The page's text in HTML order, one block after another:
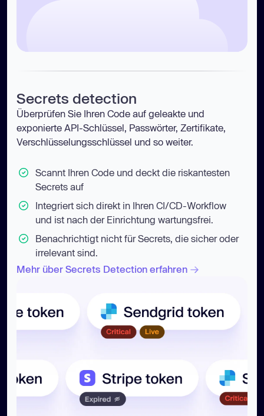
Secrets detection
Überprüfen Sie Ihren Code auf geleakte und
exponierte API-Schlüssel, Passwörter, Zertifikate,
Verschlüsselungsschlüssel und so weiter.
Scannt Ihren Code und deckt die riskantesten
Secrets auf
Integriert sich direkt in Ihren CI/CD-Workflow
und ist nach der Einrichtung wartungsfrei.
Benachrichtigt nicht für Secrets, die sicher oder
irrelevant sind.
Mehr über Secrets Detection erfahren